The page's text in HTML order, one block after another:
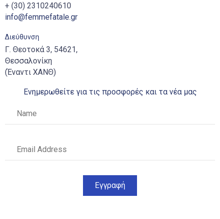
+ (30) 2310240610
info@femmefatale.gr
Διεύθυνση
Γ. Θεοτοκά 3, 54621,
Θεσσαλονίκη
(Έναντι ΧΑΝΘ)
Ενημερωθείτε για τις προσφορές και τα νέα μας
Εγγραφή